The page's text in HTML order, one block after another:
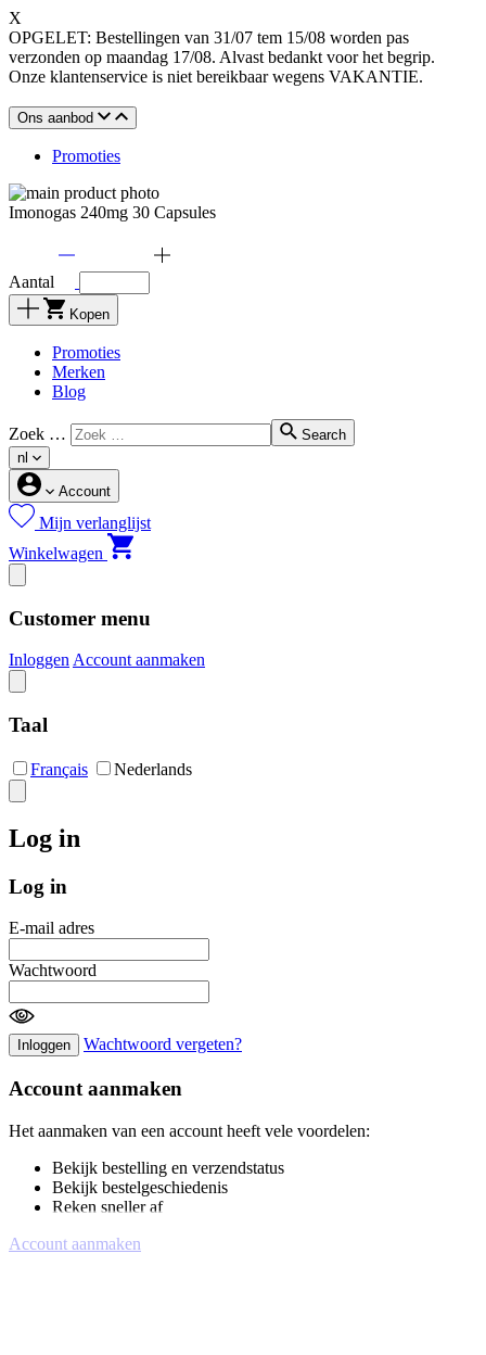
X
OPGELET: Bestellingen van 31/07 tem 15/08 worden pas
verzonden op maandag 17/08. Alvast bedankt voor het begrip.
Onze klantenservice is niet bereikbaar wegens VAKANTIE.
Ons aanbod
Promoties
Imonogas 240mg 30 Capsules
Aantal
Kopen
Promoties
Merken
Blog
Zoek …
Search
nl
Account
Mijn verlanglijst
Winkelwagen
Customer menu
InloggenAccount aanmaken
Taal
Français Nederlands
Log in
Log in
E-mail adres
Wachtwoord
Inloggen Wachtwoord vergeten?
Account aanmaken
Het aanmaken van een account heeft vele voordelen:
Bekijk bestelling en verzendstatus
Bekijk bestelgeschiedenis
Reken sneller af
Account aanmaken